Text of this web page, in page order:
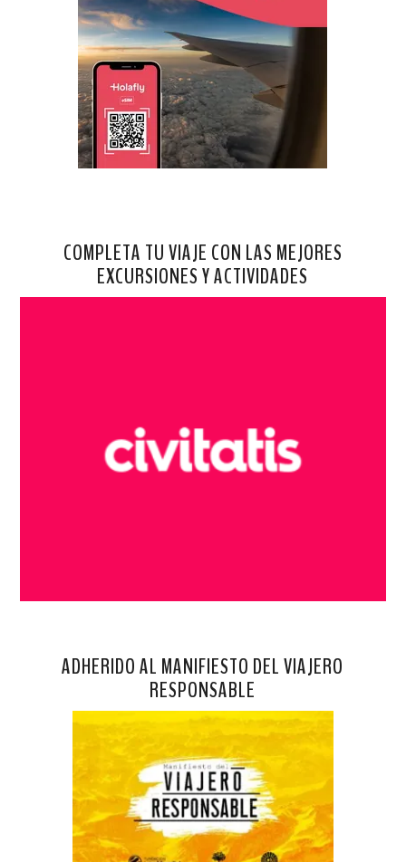
COMPLETA TU VIAJE CON LAS MEJORES
EXCURSIONES Y ACTIVIDADES
ADHERIDO AL MANIFIESTO DEL VIAJERO
RESPONSABLE